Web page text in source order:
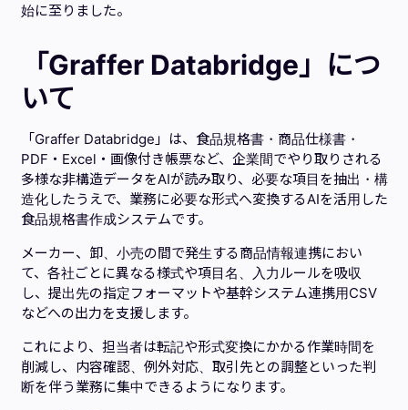
始に至りました。
「Graffer Databridge」につ
いて
「Graffer Databridge」は、食品規格書・商品仕様書・
PDF・Excel・画像付き帳票など、企業間でやり取りされる
多様な非構造データをAIが読み取り、必要な項目を抽出・構
造化したうえで、業務に必要な形式へ変換するAIを活用した
食品規格書作成システムです。
メーカー、卸、小売の間で発生する商品情報連携におい
て、各社ごとに異なる様式や項目名、入力ルールを吸収
し、提出先の指定フォーマットや基幹システム連携用CSV
などへの出力を支援します。
これにより、担当者は転記や形式変換にかかる作業時間を
削減し、内容確認、例外対応、取引先との調整といった判
断を伴う業務に集中できるようになります。